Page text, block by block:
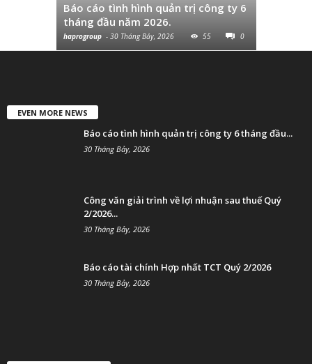
Báo cáo tình hình quản trị công ty 6
tháng đầu năm 2026.
haprogroup - 30 Tháng Bảy, 2026 55 0
EVEN MORE NEWS
Báo cáo tình hình quản trị công ty 6 tháng đầu...
30 Tháng Bảy, 2026
Công văn giải trình về lợi nhuận sau thuế Quý
2/2026...
30 Tháng Bảy, 2026
Báo cáo tài chính Hợp nhất TCT Quý 2/2026
30 Tháng Bảy, 2026